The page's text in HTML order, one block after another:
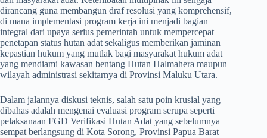
dirancang guna membangun draf resolusi yang komprehensif,
di mana implementasi program kerja ini menjadi bagian
integral dari upaya serius pemerintah untuk mempercepat
penetapan status hutan adat sekaligus memberikan jaminan
kepastian hukum yang mutlak bagi masyarakat hukum adat
yang mendiami kawasan bentang Hutan Halmahera maupun
wilayah administrasi sekitarnya di Provinsi Maluku Utara.
​Dalam jalannya diskusi teknis, salah satu poin krusial yang
dibahas adalah mengenai evaluasi program serupa seperti
pelaksanaan FGD Verifikasi Hutan Adat yang sebelumnya
sempat berlangsung di Kota Sorong, Provinsi Papua Barat